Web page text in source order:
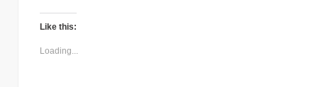
Like this:
Loading...